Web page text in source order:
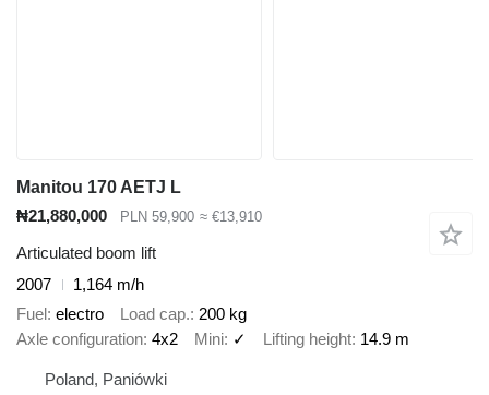
Manitou 170 AETJ L
₦21,880,000
PLN 59,900 ≈ €13,910
Articulated boom lift
2007
1,164 m/h
Fuel electro Load cap. 200 kg
Axle configuration 4x2 Mini ✓ Lifting height 14.9 m
Poland, Paniówki